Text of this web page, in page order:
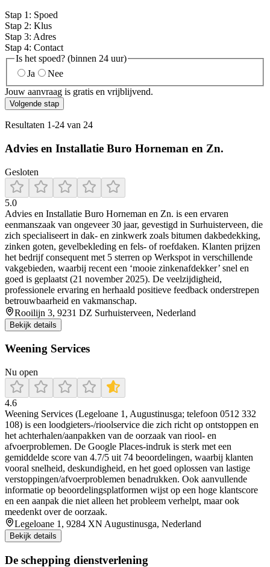
Stap 1 : Spoed
Stap 2: Klus
Stap 3: Adres
Stap 4: Contact
Is het spoed? (binnen 24 uur)
Ja
Nee
Jouw aanvraag is gratis en vrijblijvend.
Volgende stap
Resultaten 1-24 van 24
Advies en Installatie Buro Horneman en Zn.
Gesloten
5.0
Advies en Installatie Buro Horneman en Zn. is een ervaren
eenmanszaak van ongeveer 30 jaar, gevestigd in Surhuisterveen, die
zich specialiseert in dak‑ en zinkwerk zoals bitumen dakbedekking,
zinken goten, gevelbekleding en fels‑ of roefdaken. Klanten prijzen
het bedrijf consequent met 5 sterren op Werkspot in verschillende
vakgebieden, waarbij recent een ‘mooie zinkenafdekker’ snel en
goed is geplaatst (21 november 2025). De veelzijdigheid,
professionele ervaring en herhaald positieve feedback onderstrepen
betrouwbaarheid en vakmanschap.
Rooilijn 3, 9231 DZ Surhuisterveen, Nederland
Bekijk details
Weening Services
Nu open
4.6
Weening Services (Legeloane 1, Augustinusga; telefoon 0512 332
108) is een loodgieters-/rioolservice die zich richt op ontstoppen en
het achterhalen/aanpakken van de oorzaak van riool- en
afvoerproblemen. De Google Places-indruk is sterk met een
gemiddelde score van 4.7/5 uit 74 beoordelingen, waarbij klanten
vooral snelheid, deskundigheid, en het goed oplossen van lastige
verstoppingen/afvoerproblemen benadrukken. Ook aanvullende
informatie op beoordelingsplatformen wijst op een hoge klantscore
en een aanpak die niet alleen het probleem verhelpt, maar ook
meedenkt over de oorzaak.
Legeloane 1, 9284 XN Augustinusga, Nederland
Bekijk details
De schepping dienstverlening